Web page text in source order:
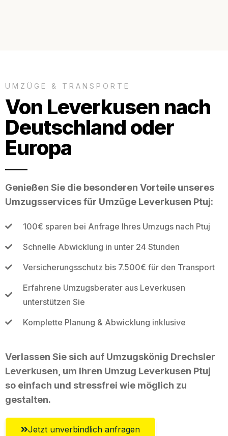
UMZÜGE & TRANSPORTE
Von Leverkusen nach
Deutschland oder
Europa
Genießen Sie die besonderen Vorteile unseres
Umzugsservices für Umzüge Leverkusen Ptuj:
100€ sparen bei Anfrage Ihres Umzugs nach Ptuj
Schnelle Abwicklung in unter 24 Stunden
Versicherungsschutz bis 7.500€ für den Transport
Erfahrene Umzugsberater aus Leverkusen
unterstützen Sie
Komplette Planung & Abwicklung inklusive
Verlassen Sie sich auf Umzugskönig Drechsler
Leverkusen, um Ihren Umzug Leverkusen Ptuj
so einfach und stressfrei wie möglich zu
gestalten.
Jetzt unverbindlich anfragen